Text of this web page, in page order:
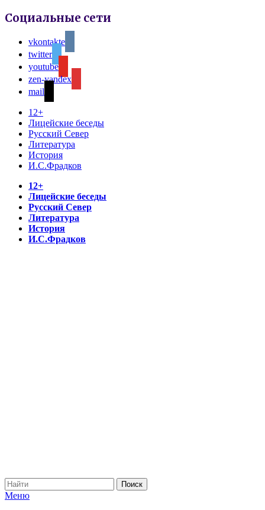
Социальные сети
vkontakte
twitter
youtube
zen-yandex
mail
12+
Лицейские беседы
Русский Север
Литература
История
И.С.Фрадков
12+
Лицейские беседы
Русский Север
Литература
История
И.С.Фрадков
Меню